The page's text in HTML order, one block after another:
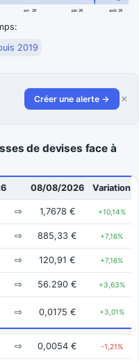
avr. 26 juin 26 août 26
2019
Créer une alerte → ×
de devises face à
08/08/2026 Variation
⇨ 1,7678 € +10,14%
⇨ 885,33 € +7,16%
⇨ 120,91 € +7,16%
⇨ 56.290 € +3,63%
⇨ 0,0175 € +3,01%
⇨ 0,0054 € -1,21%